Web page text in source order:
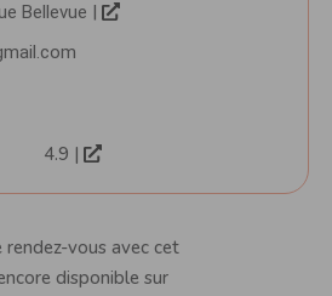
Bellevue |
4.9 |
vous avec cet
disponible sur